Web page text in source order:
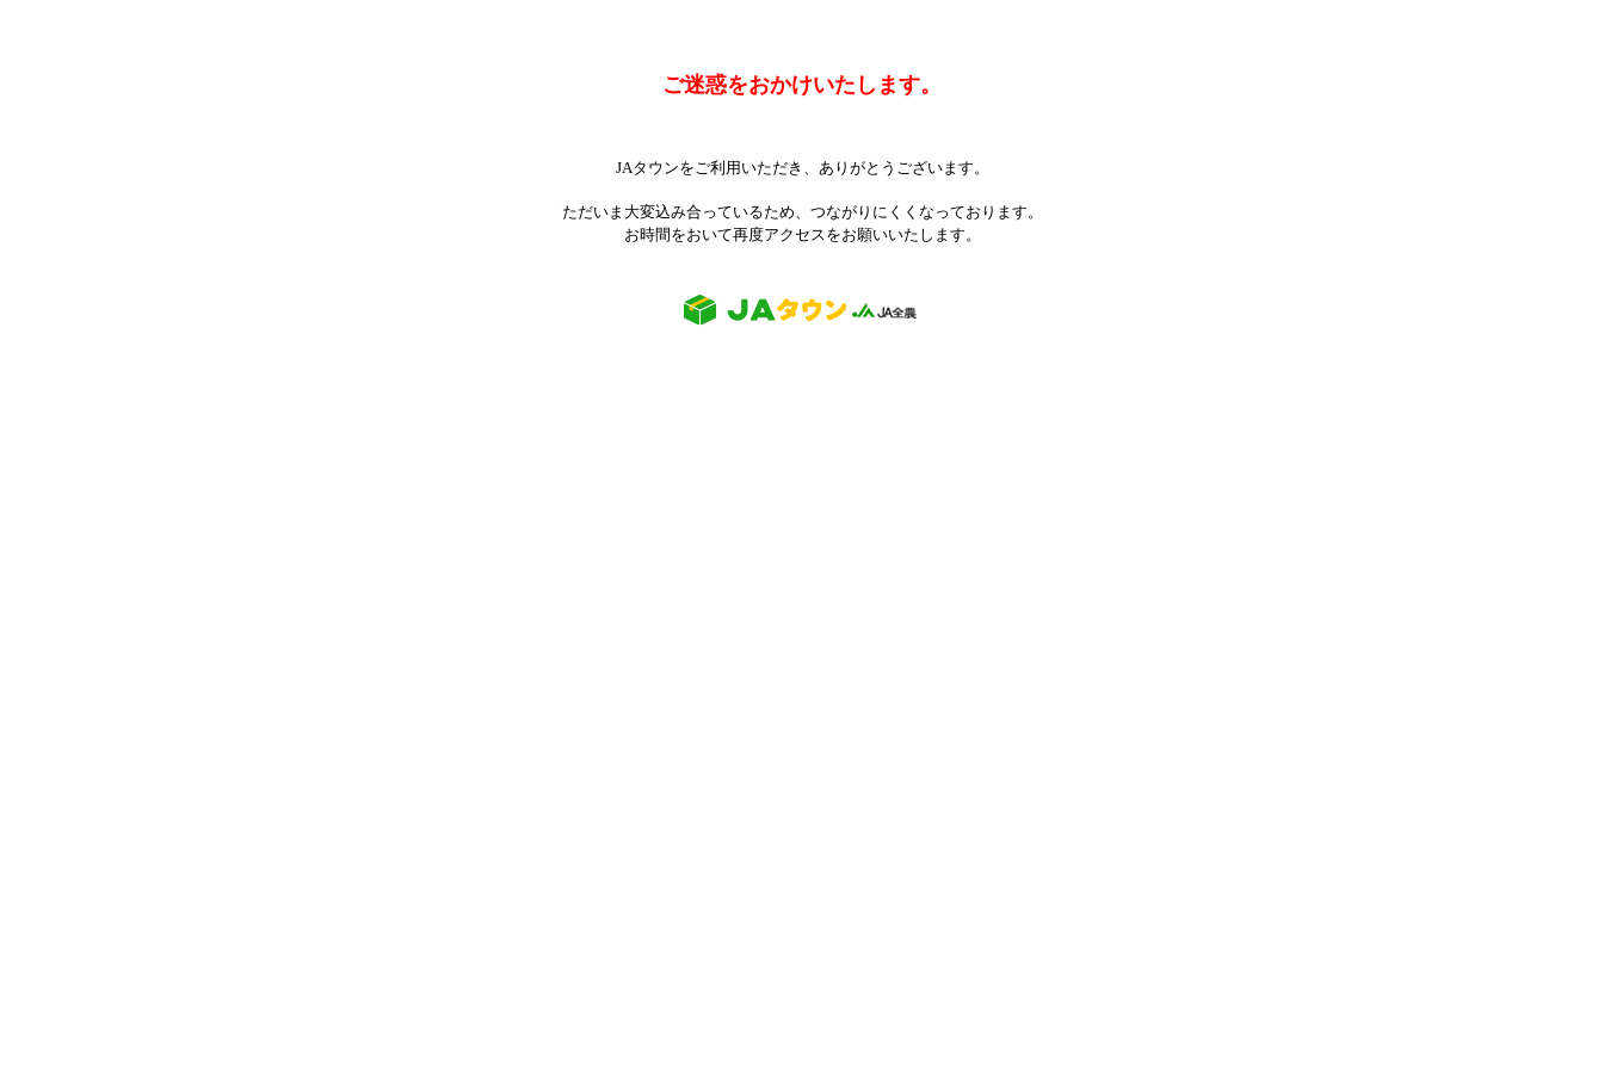
ご迷惑をおかけいたします。
JAタウンをご利用いただき、ありがとうございます。
ただいま大変込み合っているため、つながりにくくなっております。
お時間をおいて再度アクセスをお願いいたします。